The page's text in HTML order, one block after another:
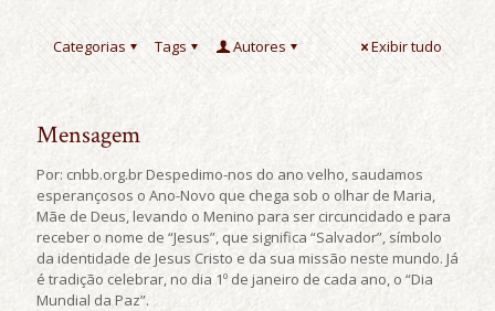
Categorias Tags Autores Exibir tudo
Mensagem
Por: cnbb.org.br Despedimo-nos do ano velho, saudamos
esperançosos o Ano-Novo que chega sob o olhar de Maria,
Mãe de Deus, levando o Menino para ser circuncidado e para
receber o nome de “Jesus”, que significa “Salvador”, símbolo
da identidade de Jesus Cristo e da sua missão neste mundo. Já
é tradição celebrar, no dia 1º de janeiro de cada ano, o “Dia
Mundial da Paz”.